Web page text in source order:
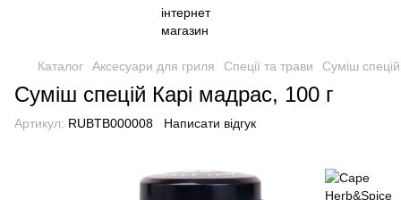
Каталог Аксесуари для гриля Спеції та трави Суміш
Суміш спецій Карі мадрас, 100 г
Артикул: RUBTB000008 Написати відгук